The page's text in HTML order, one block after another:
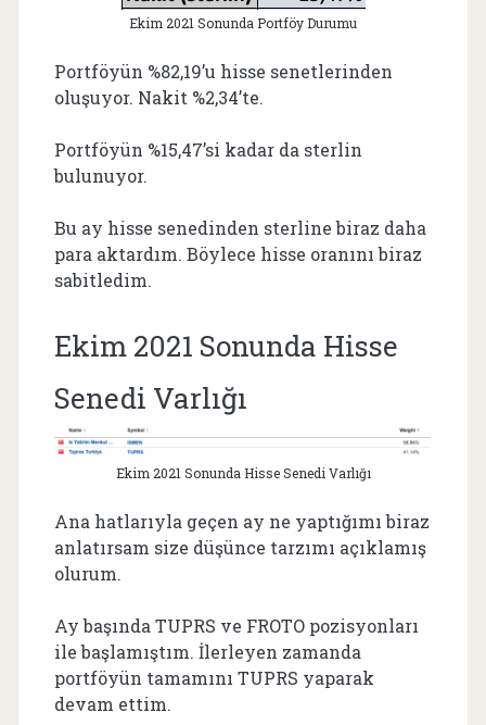
Ekim 2021 Sonunda Portföy Durumu
Portföyün %82,19’u hisse senetlerinden
oluşuyor. Nakit %2,34’te.
Portföyün %15,47’si kadar da sterlin
bulunuyor.
Bu ay hisse senedinden sterline biraz daha
para aktardım. Böylece hisse oranını biraz
sabitledim.
Ekim 2021 Sonunda Hisse
Senedi Varlığı
Ekim 2021 Sonunda Hisse Senedi Varlığı
Ana hatlarıyla geçen ay ne yaptığımı biraz
anlatırsam size düşünce tarzımı açıklamış
olurum.
Ay başında TUPRS ve FROTO pozisyonları
ile başlamıştım. İlerleyen zamanda
portföyün tamamını TUPRS yaparak
devam ettim.